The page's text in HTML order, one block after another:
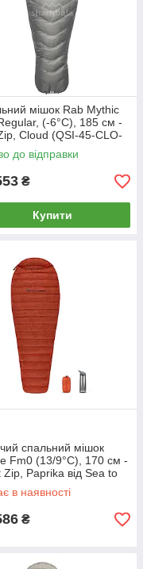
мішок Rab Mythic
(-6°C), 185 см -
Cloud (QSI-45-CLO-
до відправки
₴
Купити
спальний мішок
Fm0 (13/9°C), 170 см -
Zip, Paprika від Sea to
(STS AFM0-WR) MK
в наявності
₴